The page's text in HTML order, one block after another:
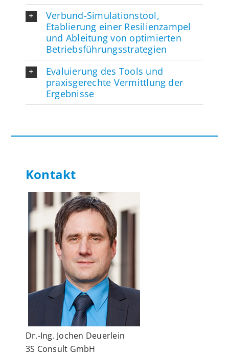
Verbund-Simulationstool,
Etablierung einer Resilienzampel
und Ableitung von optimierten
Betriebsführungsstrategien
Evaluierung des Tools und
praxisgerechte Vermittlung der
Ergebnisse
Kontakt
Dr.-Ing. Jochen Deuerlein
3S Consult GmbH